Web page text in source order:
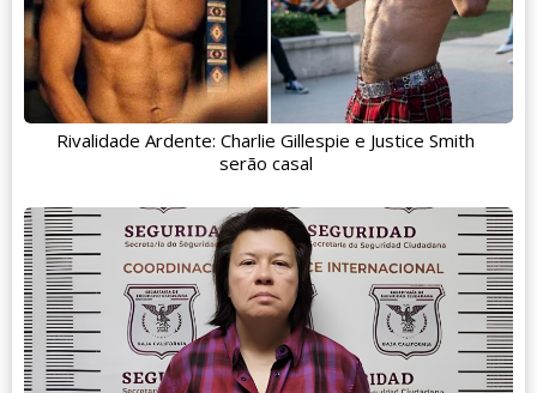
Rivalidade Ardente: Charlie Gillespie e Justice Smith
serão casal